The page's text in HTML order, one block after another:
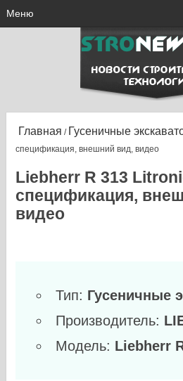
Меню
Главная / Гусеничные
спецификация, внешний вид, видео
Liebherr R 313
спецификация,
видео
Тип: Гусеничные
Производитель:
Модель: Liebherr